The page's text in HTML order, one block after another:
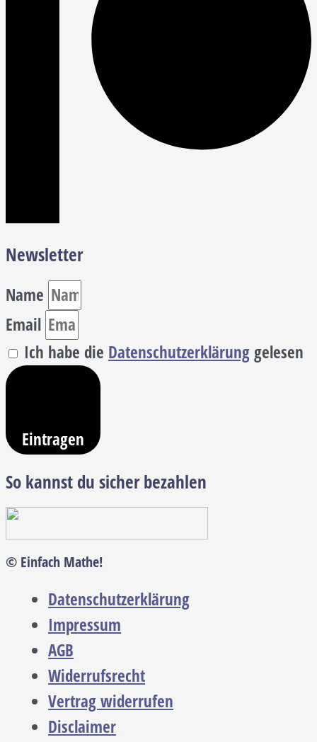
Newsletter
Name
Email
Ich habe die Datenschutzerklärunggelesen
Eintragen
So kannst du sicher bezahlen
© Einfach Mathe!
Datenschutzerklärung
Impressum
AGB
Widerrufsrecht
Vertrag widerrufen
Disclaimer